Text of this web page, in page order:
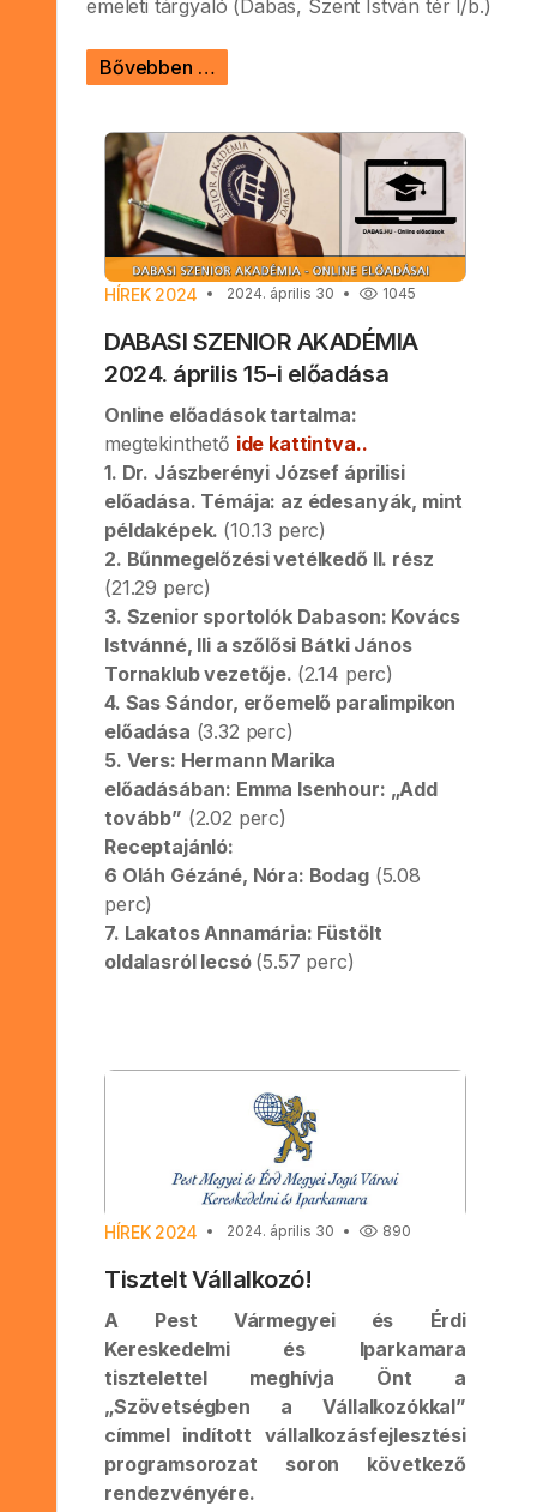
emeleti tárgyaló (Dabas, Szent István tér l/b.)
Bővebben …
HÍREK 2024 2024. április 30 1045
DABASI SZENIOR AKADÉMIA
2024. április 15-i előadása
Online előadások tartalma:
megtekinthető ide kattintva..
1. Dr. Jászberényi József áprilisi
előadása. Témája: az édesanyák, mint
példaképek. (10.13 perc)
2. Bűnmegelőzési vetélkedő II. rész
(21.29 perc)
3. Szenior sportolók Dabason: Kovács
Istvánné, Ili a szőlősi Bátki János
Tornaklub vezetője. (2.14 perc)
4. Sas Sándor, erőemelő paralimpikon
előadása (3.32 perc)
5. Vers: Hermann Marika
előadásában: Emma Isenhour: „Add
tovább” (2.02 perc)
Receptajánló:
6 Oláh Gézáné, Nóra: Bodag(5.08
perc)
7. Lakatos Annamária: Füstölt
oldalasról lecsó (5.57 perc)
HÍREK 2024 2024. április 30 890
Tisztelt Vállalkozó!
A Pest Vármegyei és Érdi
Kereskedelmi és Iparkamara
tisztelettel meghívja Önt a
„Szövetségben a Vállalkozókkal”
címmel indított vállalkozásfejlesztési
programsorozat soron következő
rendezvényére.